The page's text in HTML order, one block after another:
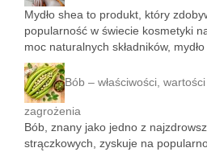
Mydło shea to produkt, który
popularność w świecie kosmetyki
moc naturalnych składników,
Bób – właściwości,
zagrożenia
Bób, znany jako jedno z
strączkowych, zyskuje na